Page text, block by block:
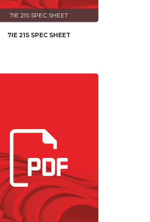
7IE 21S SPEC SHEET
7IE 21S SPEC SHEET